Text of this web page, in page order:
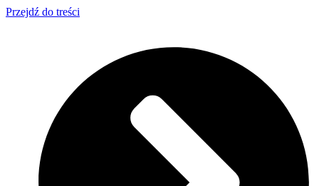
Przejdź do treści